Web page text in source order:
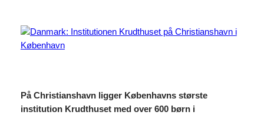
På Christianshavn ligger Københavns største
institution Krudthuset med over 600 børn i